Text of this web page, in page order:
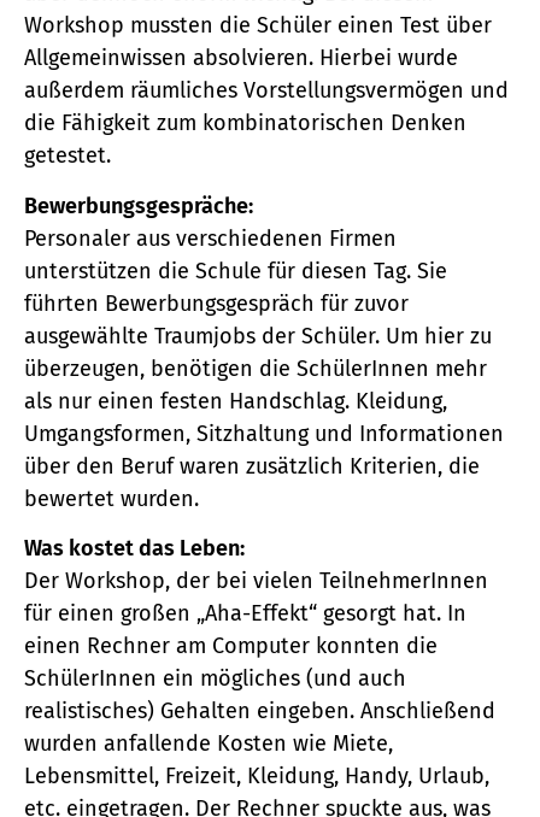
Workshop mussten die Schüler einen Test über
Allgemeinwissen absolvieren. Hierbei wurde
außerdem räumliches Vorstellungsvermögen und
die Fähigkeit zum kombinatorischen Denken
getestet.
Bewerbungsgespräche:
Personaler aus verschiedenen Firmen
unterstützen die Schule für diesen Tag. Sie
führten Bewerbungsgespräch für zuvor
ausgewählte Traumjobs der Schüler. Um hier zu
überzeugen, benötigen die SchülerInnen mehr
als nur einen festen Handschlag. Kleidung,
Umgangsformen, Sitzhaltung und Informationen
über den Beruf waren zusätzlich Kriterien, die
bewertet wurden.
Was kostet das Leben:
Der Workshop, der bei vielen TeilnehmerInnen
für einen großen „Aha-Effekt“ gesorgt hat. In
einen Rechner am Computer konnten die
SchülerInnen ein mögliches (und auch
realistisches) Gehalten eingeben. Anschließend
wurden anfallende Kosten wie Miete,
Lebensmittel, Freizeit, Kleidung, Handy, Urlaub,
etc. eingetragen. Der Rechner spuckte aus, was